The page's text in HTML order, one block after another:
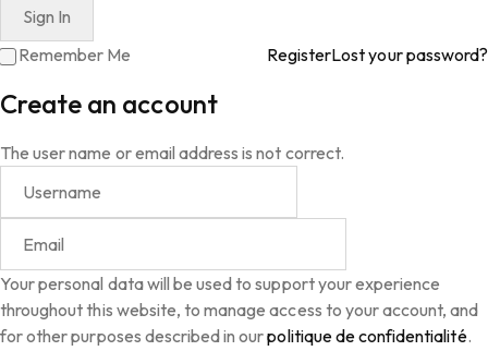
Remember Me RegisterLost your password?
Create an account
The user name or email address is not correct.
Your personal data will be used to support your experience
throughout this website, to manage access to your account, and
for other purposes described in ourpolitique de confidentialité.